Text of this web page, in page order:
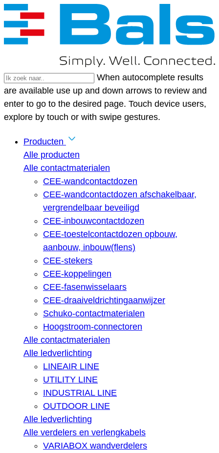
When autocomplete results
are available use up and down arrows to review and
enter to go to the desired page. Touch device users,
explore by touch or with swipe gestures.
Producten
Alle producten
Alle contactmaterialen
CEE-wandcontactdozen
CEE-wandcontactdozen afschakelbaar,
vergrendelbaar beveiligd
CEE-inbouwcontactdozen
CEE-toestelcontactdozen opbouw,
aanbouw, inbouw(flens)
CEE-stekers
CEE-koppelingen
CEE-fasenwisselaars
CEE-draaiveldrichtingaanwijzer
Schuko-contactmaterialen
Hoogstroom-connectoren
Alle contactmaterialen
Alle ledverlichting
LINEAIR LINE
UTILITY LINE
INDUSTRIAL LINE
OUTDOOR LINE
Alle ledverlichting
Alle verdelers en verlengkabels
VARIABOX wandverdelers